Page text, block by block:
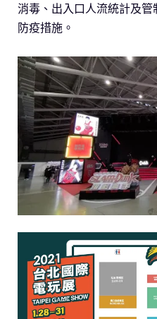
消毒、出入口人流統計及
防疫措施。